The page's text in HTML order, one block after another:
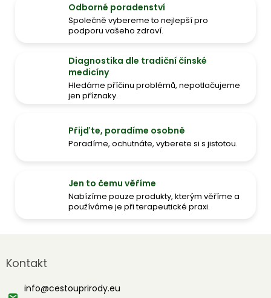
Odborné poradenství
Společně vybereme to nejlepší pro
podporu vašeho zdraví.
Diagnostika dle tradiční čínské
medicíny
Hledáme příčinu problémů, nepotlačujeme
jen příznaky.
Přijďte, poradíme osobně
Poradíme, ochutnáte, vyberete si s jistotou.
Jen to čemu věříme
Nabízíme pouze produkty, kterým věříme a
používáme je při terapeutické praxi.
p
t
Kontakt
info@cestouprirody.eu